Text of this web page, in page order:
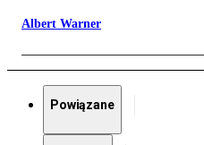
Albert Warner
Powiązane